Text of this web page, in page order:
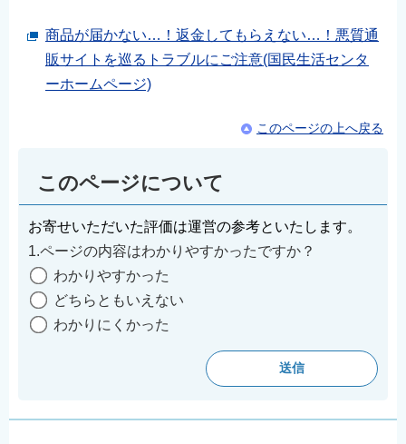
商品が届かない…！返金してもらえない…！悪質通
販サイトを巡るトラブルにご注意(国民生活センタ
ーホームページ)
このページの上へ戻る
このページについて
お寄せいただいた評価は運営の参考といたします。
1.ページの内容はわかりやすかったですか？
わかりやすかった
どちらともいえない
わかりにくかった